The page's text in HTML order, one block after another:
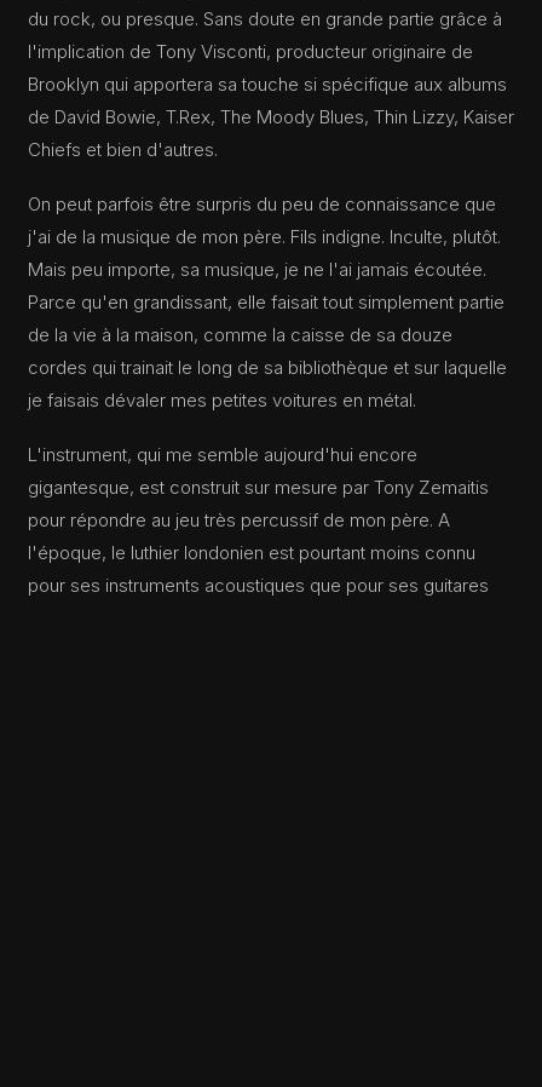
du rock, ou presque. Sans doute en grande partie grâce à
l'implication de Tony Visconti, producteur originaire de
Brooklyn qui apportera sa touche si spécifique aux albums
de David Bowie, T.Rex, The Moody Blues, Thin Lizzy, Kaiser
Chiefs et bien d'autres.
On peut parfois être surpris du peu de connaissance que
j'ai de la musique de mon père. Fils indigne. Inculte, plutôt.
Mais peu importe, sa musique, je ne l'ai jamais écoutée.
Parce qu'en grandissant, elle faisait tout simplement partie
de la vie à la maison, comme la caisse de sa douze
cordes qui trainait le long de sa bibliothèque et sur laquelle
je faisais dévaler mes petites voitures en métal.
L'instrument, qui me semble aujourd'hui encore
gigantesque, est construit sur mesure par Tony Zemaitis
pour répondre au jeu très percussif de mon père. A
l'époque, le luthier londonien est pourtant moins connu
pour ses instruments acoustiques que pour ses guitares